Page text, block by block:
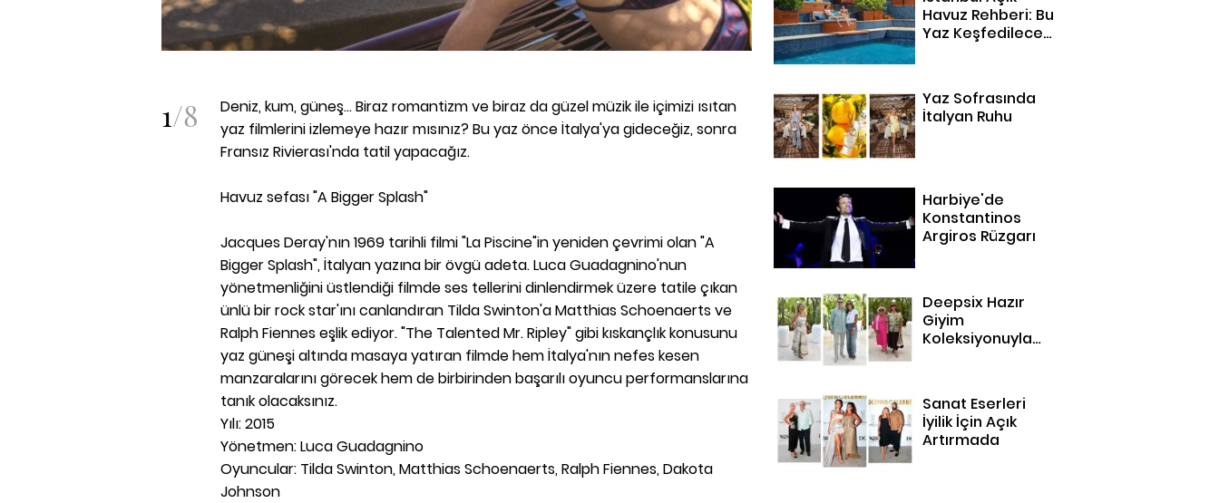
1/8
Deniz, kum, güneş... Biraz romantizm ve biraz da güzel müzik ile içimizi ısıtan
yaz filmlerini izlemeye hazır mısınız? Bu yaz önce İtalya'ya gideceğiz, sonra
Fransız Rivierası'nda tatil yapacağız.
Havuz sefası "A Bigger Splash"
Jacques Deray'nın 1969 tarihli filmi "La Piscine"in yeniden çevrimi olan "A
Bigger Splash", İtalyan yazına bir övgü adeta. Luca Guadagnino'nun
yönetmenliğini üstlendiği filmde ses tellerini dinlendirmek üzere tatile çıkan
ünlü bir rock star'ını canlandıran Tilda Swinton'a Matthias Schoenaerts ve
Ralph Fiennes eşlik ediyor. "The Talented Mr. Ripley" gibi kıskançlık konusunu
yaz güneşi altında masaya yatıran filmde hem İtalya'nın nefes kesen
manzaralarını görecek hem de birbirinden başarılı oyuncu performanslarına
tanık olacaksınız.
Yılı: 2015
Yönetmen: Luca Guadagnino
Oyuncular: Tilda Swinton, Matthias Schoenaerts, Ralph Fiennes, Dakota
Johnson
Havuz Rehberi: Bu
Yaz Keşfedilecek
Yaz Sofrasında
İtalyan Ruhu
Harbiye'de
Konstantinos
Argiros Rüzgarı
Deepsix Hazır
Giyim
Koleksiyonuyla
Sanat Eserleri
İyilik İçin Açık
Artırmada